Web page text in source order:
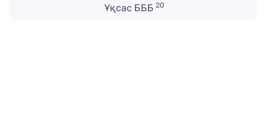
Ұқсас БББ 20